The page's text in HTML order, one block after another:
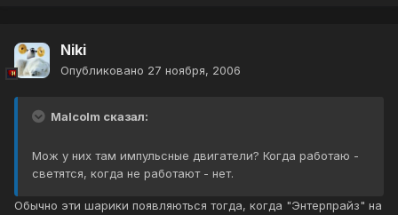
Niki
Опубликовано 27 ноября, 2006
Malcolm сказал:
Мож у них там импульсные двигатели? Когда работаю -
светятся, когда не работают - нет.
Обычно эти шарики появляються тогда, когда "Энтерпрайз" на